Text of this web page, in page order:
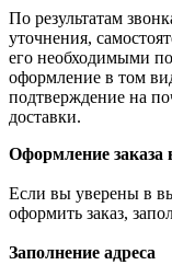
По результатам
уточнения,
его необходимыми
оформление в том
подтверждение на
доставки.
Оформление заказа
Если вы уверены в
оформить заказ,
Заполнение адреса